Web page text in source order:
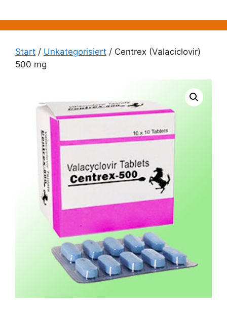
Inhalt
springen
Start / Unkategorisiert / Centrex (Valaciclovir)
500 mg